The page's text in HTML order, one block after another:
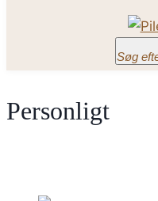
Søg
Personligt